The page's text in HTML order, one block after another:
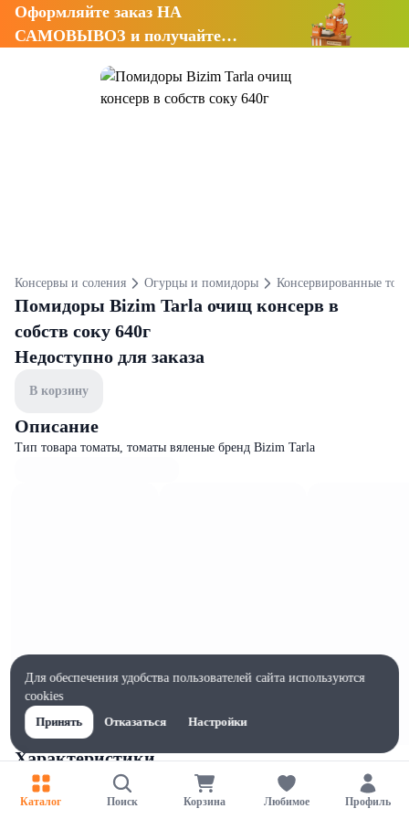
Оформляйте заказ НА
САМОВЫВОЗ и получайте
Консервы и соления Огурцы и помидоры Консервированные
Помидоры Bizim Tarla очищ консерв в
собств соку 640г
Недоступно для заказа
В корзину
Описание
Тип товара томаты, томаты вяленые бренд Bizim Tarla
Характеристики
Ширина, мм
95
Каталог Поиск Корзина Любимое Профиль
Для обеспечения удобства пользователей сайта используются
cookies
Принять
Отказаться Настройки